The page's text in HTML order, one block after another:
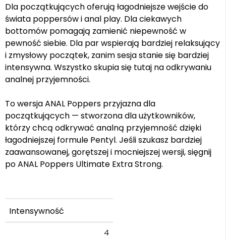
Dla początkujących oferują łagodniejsze wejście do
świata poppersów i anal play. Dla ciekawych
bottomów pomagają zamienić niepewność w
pewność siebie. Dla par wspierają bardziej relaksujący
i zmysłowy początek, zanim sesja stanie się bardziej
intensywna. Wszystko skupia się tutaj na odkrywaniu
analnej przyjemności.
To wersja ANAL Poppers przyjazna dla
początkujących — stworzona dla użytkowników,
którzy chcą odkrywać analną przyjemność dzięki
łagodniejszej formule Pentyl. Jeśli szukasz bardziej
zaawansowanej, gorętszej i mocniejszej wersji, sięgnij
po ANAL Poppers Ultimate Extra Strong.
Intensywność
4